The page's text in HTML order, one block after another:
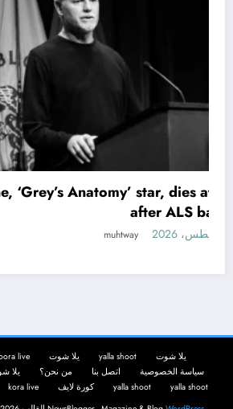
Anatomy’ star, dies at 53
after ALS battle
7 أغسطس، 2026 muhtway
يلا شوت yalla shoot يلا شوت live
سياسة الخصوصية
اتصل بنا من نحن؟ يلا
yalla shoot
yalla shoot كورة لايف kora live